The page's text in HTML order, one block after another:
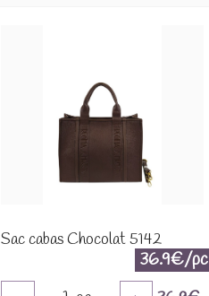
Sac cabas Chocolat 5142
36.9€/pc